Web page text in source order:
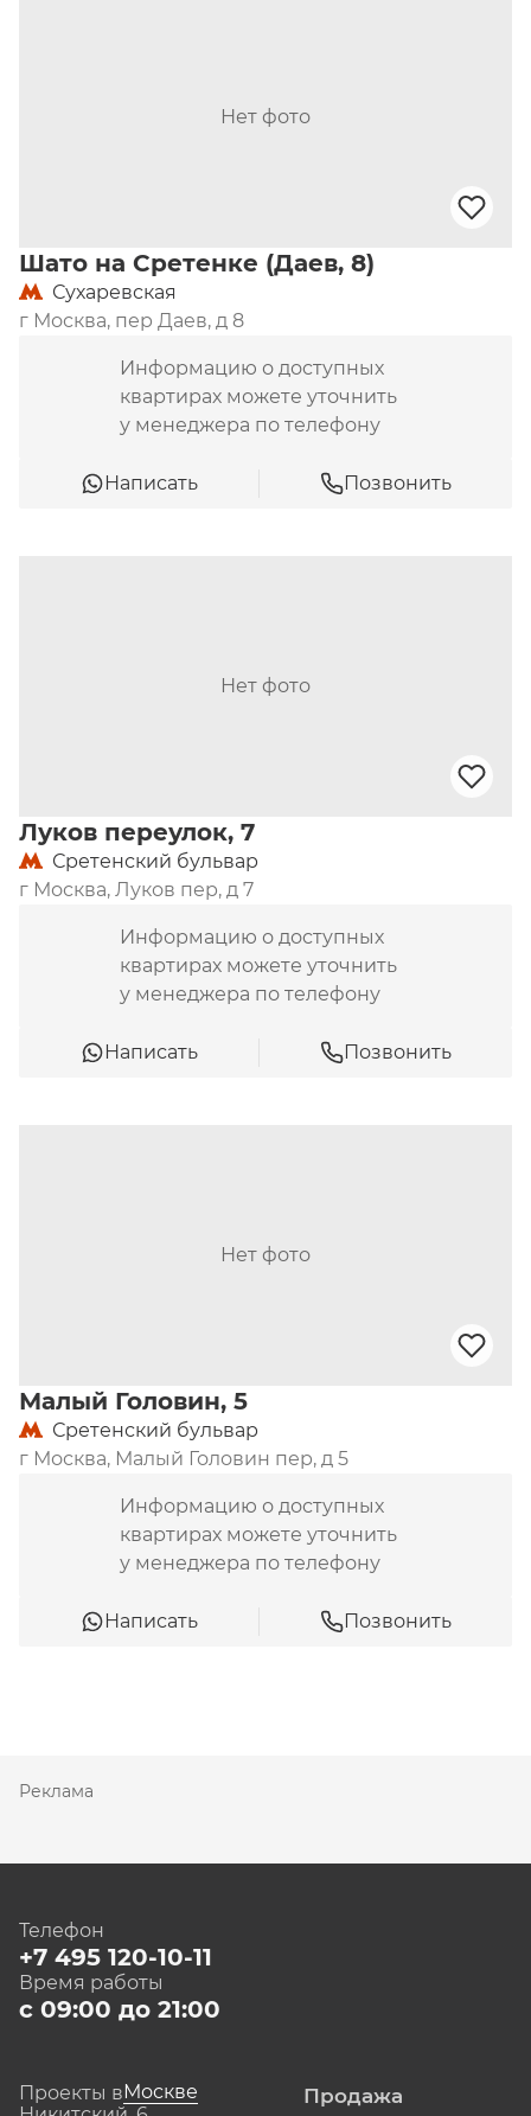
Нет фото
Шато на Сретенке (Даев, 8)
Сухаревская
г Москва, пер Даев, д 8
Информацию о доступных
квартирах можете уточнить
у менеджера по телефону
Написать Позвонить
Нет фото
Луков переулок, 7
Сретенский бульвар
г Москва, Луков пер, д 7
Информацию о доступных
квартирах можете уточнить
у менеджера по телефону
Написать Позвонить
Нет фото
Малый Головин, 5
Сретенский бульвар
г Москва, Малый Головин пер, д 5
Информацию о доступных
квартирах можете уточнить
у менеджера по телефону
Написать Позвонить
Реклама
Телефон
+7 495 120-10-11
Время работы
с 09:00 до 21:00
Проекты вМоскве
Продажа